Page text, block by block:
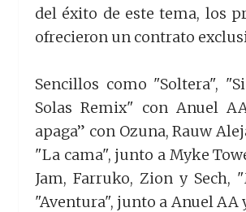
del éxito de este tema, los
ofrecieron un contrato
Sencillos como "Soltera",
Solas Remix" con Anuel
apaga” con Ozuna, Rauw
"La cama", junto a Myke
Jam, Farruko, Zion y
"Aventura", junto a Anuel AA